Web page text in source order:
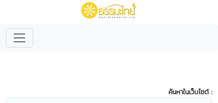
ค้นหาในเว็บไซต์ :